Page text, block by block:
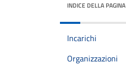
INDICE DELLA PAGINA
Incarichi
Organizzazioni